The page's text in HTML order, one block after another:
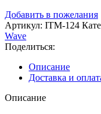
Добавить в пожелания
Артикул: ITM-124
Wave
Поделиться:
Описание
Доставка и
Описание